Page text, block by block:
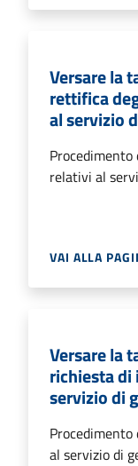
Versare la
rettifica
al servizio
relativi al
VAI ALLA
Versare la
richiesta
servizio di
al servizio di